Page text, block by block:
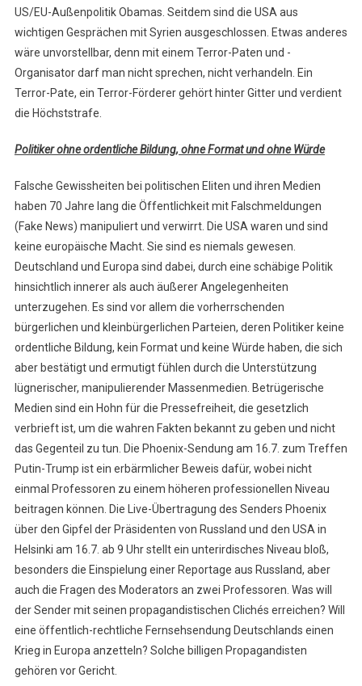
US/EU-Außenpolitik Obamas. Seitdem sind die USA aus
wichtigen Gesprächen mit Syrien ausgeschlossen. Etwas anderes
wäre unvorstellbar, denn mit einem Terror-Paten und -
Organisator darf man nicht sprechen, nicht verhandeln. Ein
Terror-Pate, ein Terror-Förderer gehört hinter Gitter und verdient
die Höchststrafe.
Politiker ohne ordentliche Bildung, ohne Format und ohne Würde
Falsche Gewissheiten bei politischen Eliten und ihren Medien
haben 70 Jahre lang die Öffentlichkeit mit Falschmeldungen
(Fake News) manipuliert und verwirrt. Die USA waren und sind
keine europäische Macht. Sie sind es niemals gewesen.
Deutschland und Europa sind dabei, durch eine schäbige Politik
hinsichtlich innerer als auch äußerer Angelegenheiten
unterzugehen. Es sind vor allem die vorherrschenden
bürgerlichen und kleinbürgerlichen Parteien, deren Politiker keine
ordentliche Bildung, kein Format und keine Würde haben, die sich
aber bestätigt und ermutigt fühlen durch die Unterstützung
lügnerischer, manipulierender Massenmedien. Betrügerische
Medien sind ein Hohn für die Pressefreiheit, die gesetzlich
verbrieft ist, um die wahren Fakten bekannt zu geben und nicht
das Gegenteil zu tun. Die Phoenix-Sendung am 16.7. zum Treffen
Putin-Trump ist ein erbärmlicher Beweis dafür, wobei nicht
einmal Professoren zu einem höheren professionellen Niveau
beitragen können. Die Live-Übertragung des Senders Phoenix
über den Gipfel der Präsidenten von Russland und den USA in
Helsinki am 16.7. ab 9 Uhr stellt ein unterirdisches Niveau bloß,
besonders die Einspielung einer Reportage aus Russland, aber
auch die Fragen des Moderators an zwei Professoren. Was will
der Sender mit seinen propagandistischen Clichés erreichen? Will
eine öffentlich-rechtliche Fernsehsendung Deutschlands einen
Krieg in Europa anzetteln? Solche billigen Propagandisten
gehören vor Gericht.